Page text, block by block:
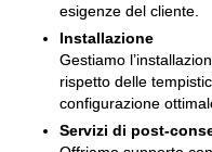
esigenze del cliente.
Installazione
Gestiamo
rispetto delle
configurazione
Servizi di post-